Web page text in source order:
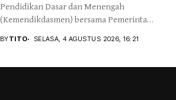
Pendidikan Dasar dan Menengah
(Kemendikdasmen) bersama Pemerintah
BYTITO SELASA, 4 AGUSTUS 2026, 16:21